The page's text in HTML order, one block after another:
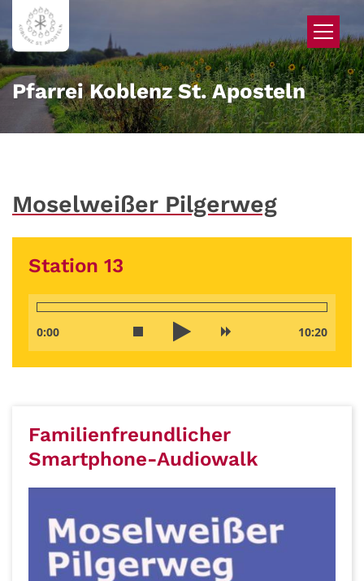
Zum Inhalt springen
Pfarrei Koblenz St. Aposteln
Moselweißer Pilgerweg
Station 13
0:00 10:20
Familienfreundlicher
Smartphone-Audiowalk